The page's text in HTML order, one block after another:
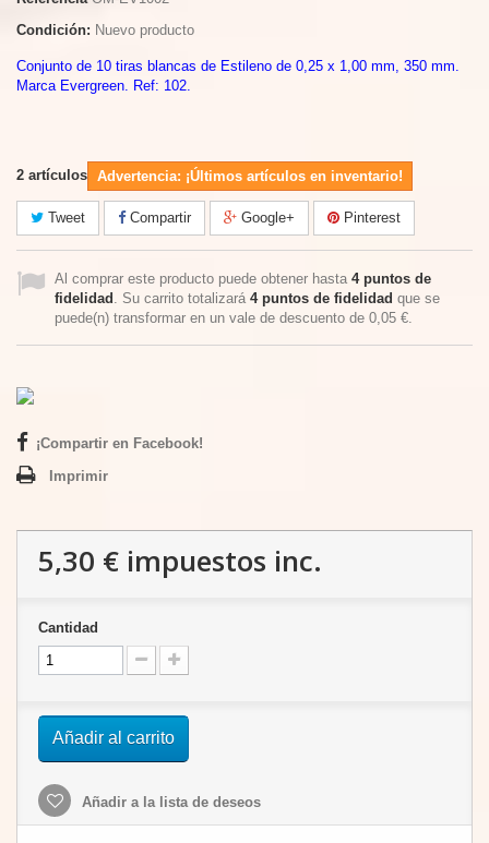
Condición: Nuevo producto
Conjunto de 10 tiras blancas de Estileno de 0,25 x 1,00 mm, 350 mm.
Marca Evergreen. Ref: 102.
2 artículos Advertencia: ¡Últimos artículos en inventario!
Tweet Compartir Google+ Pinterest
Al comprar este producto puede obtener hasta 4puntos de
fidelidad . Su carrito totalizará 4puntos de fidelidad que se
puede(n) transformar en un vale de descuento de 0,05 €.
¡Compartir en Facebook!
Imprimir
5,30 € impuestos inc.
Cantidad
Añadir al carrito
Añadir a la lista de deseos